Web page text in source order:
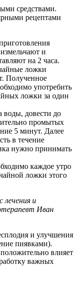
средствами.
рецептами
и
на 2 часа.
ложки
Полученное
употребить
ложки за один
воды, довести до
промытых
5 минут. Далее
в течение
нужно принимать
каждое утро
ложки этого
лечения и
Иван
и улучшения
пиявками).
влияет
важных